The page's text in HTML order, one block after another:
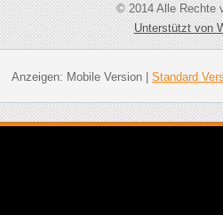
© 2014 Alle Rechte
Unterstützt von
Anzeigen: Mobile Version| Standard